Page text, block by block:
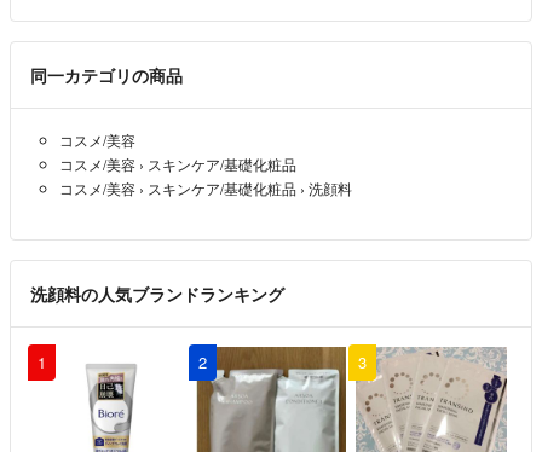
同一カテゴリの商品
コスメ/美容
コスメ/美容 › スキンケア/基礎化粧品
コスメ/美容 › スキンケア/基礎化粧品 › 洗顔料
洗顔料の人気ブランドランキング
1 2 3